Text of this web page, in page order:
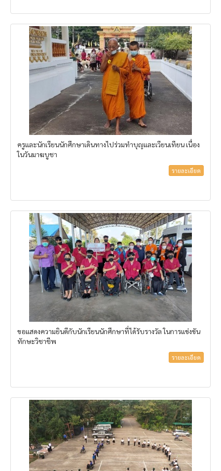
ครูและนักเรียนนักศึกษาเดินทางไปร่วมทำบุญและเวียนเทียน เนื่อง
ในวันมาฆบูชา
รายละเอียด
ขอแสดงความยินดีกับนักเรียนนักศึกษาที่ได้รับรางวัล ในการแข่งขัน
ทักษะวิชาชีพ
รายละเอียด